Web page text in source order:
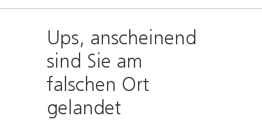
Ups, anscheinend
sind Sie am
falschen Ort
gelandet